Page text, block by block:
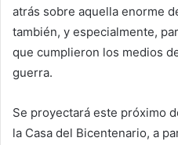
atrás sobre aquella enorme
también, y especialmente,
que cumplieron los medios
guerra.
Se proyectará este próximo
la Casa del Bicentenario, a